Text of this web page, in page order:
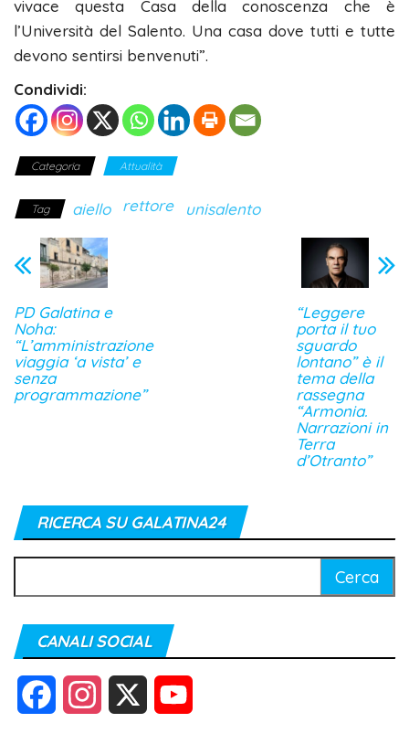
vivace questa Casa della conoscenza che è
l’Università del Salento. Una casa dove tutti e tutte
devono sentirsi benvenuti”.
Condividi:
Categoria Attualità
Tag aiello rettore unisalento
PD Galatina e
Noha:
“L’amministrazione
viaggia ‘a vista’ e
senza
programmazione”
“Leggere
porta il tuo
sguardo
lontano” è il
tema della
rassegna
“Armonia.
Narrazioni in
Terra
d’Otranto”
RICERCA SU GALATINA24
per:
CANALI SOCIAL